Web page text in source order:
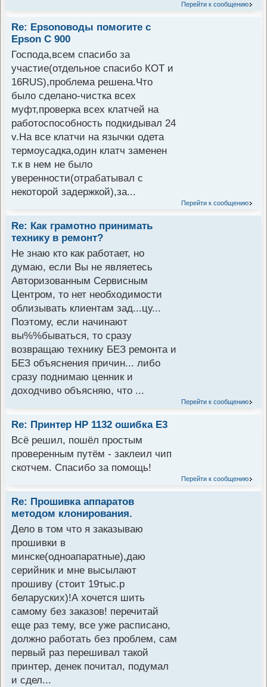
Перейти к сообщению
Re: Epsonoводы помогите с
Epson C 900
Господа,всем спасибо за
участие(отдельное спасибо КОТ и
16RUS),проблема решена.Что
было сделано-чистка всех
муфт,проверка всех клатчей на
работоспособность подкидывал 24
v.На все клатчи на язычки одета
термоусадка,один клатч заменен
т.к в нем не было
уверенности(отрабатывал с
некоторой задержкой),за...
Перейти к сообщению
Re: Как грамотно принимать
технику в ремонт?
Не знаю кто как работает, но
думаю, если Вы не являетесь
Авторизованным Сервисным
Центром, то нет необходимости
облизывать клиентам зад...цу...
Поэтому, если начинают
вы%%бываться, то сразу
возвращаю технику БЕЗ ремонта и
БЕЗ объяснения причин... либо
сразу поднимаю ценник и
доходчиво объясняю, что ...
Перейти к сообщению
Re: Принтер НР 1132 ошибка Е3
Всё решил, пошёл простым
проверенным путём - заклеил чип
скотчем. Спасибо за помощь!
Перейти к сообщению
Re: Прошивка аппаратов
методом клонирования.
Дело в том что я заказываю
прошивки в
минске(одноапаратные),даю
серийник и мне высылают
прошиву (стоит 19тыс.р
беларуских)!А хочется шить
самому без заказов! перечитай
еще раз тему, все уже расписано,
должно работать без проблем, сам
первый раз перешивал такой
принтер, денек почитал, подумал
и сдел...